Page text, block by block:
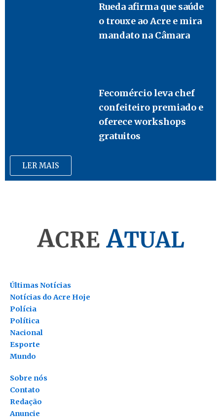
Rueda afirma que saúde
o trouxe ao Acre e mira
mandato na Câmara
Fecomércio leva chef
confeiteiro premiado e
oferece workshops
gratuitos
LER MAIS
Últimas Notícias
Notícias do Acre Hoje
Polícia
Política
Nacional
Esporte
Mundo
Contato
Redação
Anuncie
Sobre nós